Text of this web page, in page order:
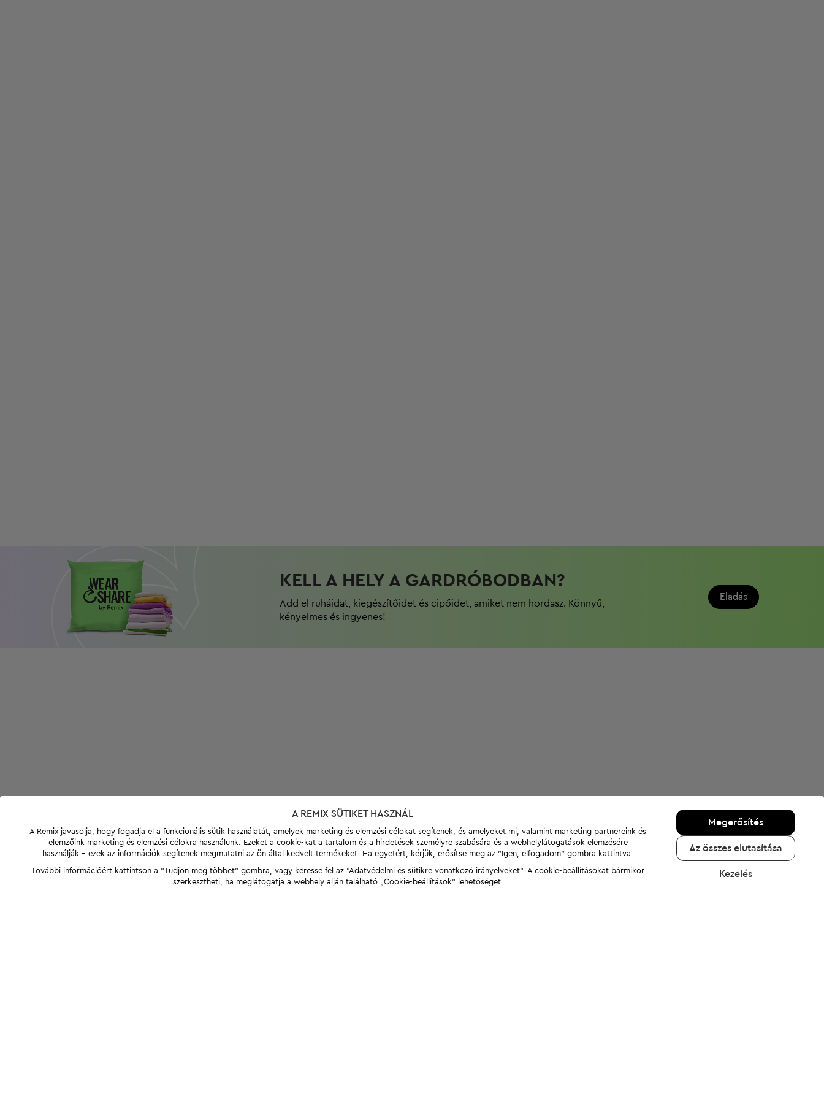
KELL A HELY A GARDRÓBODBAN?
Add el ruháidat, kiegészítőidet és cipőidet, amiket nem hordasz. Könnyű,
kényelmes és ingyenes!
Eladás
A REMIX SÜTIKET HASZNÁL
A Remix javasolja, hogy fogadja el a funkcionális sütik használatát, amelyek marketing és elemzési célokat segítenek, és amelyeket mi, valamint marketing partnereink és
elemzőink marketing és elemzési célokra használunk. Ezeket a cookie-kat a tartalom és a hirdetések személyre szabására és a webhelylátogatások elemzésére
használják - ezek az információk segítenek megmutatni az ön által kedvelt termékeket. Ha egyetért, kérjük, erősítse meg az "Igen, elfogadom" gombra kattintva.
További információért kattintson a "Tudjon meg többet" gombra, vagy keresse fel az "Adatvédelmi és sütikre vonatkozó irányelveket". A cookie-beállításokat bármikor
szerkesztheti, ha meglátogatja a webhely alján található „Cookie-beállítások” lehetőséget.
Megerősítés
Az összes elutasítása
Kezelés